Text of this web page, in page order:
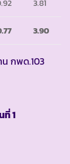
3.81
.77 3.90
น กพด.103
ที่1